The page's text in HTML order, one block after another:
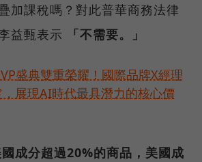
加課稅嗎？對此普華商務法律
益甄表示
「不需要。」
盛典雙重榮耀！國際品牌X經理
，展現AI時代最具潛力的核心價
成分超過20%的商品，美國成